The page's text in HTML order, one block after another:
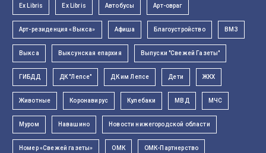
Ex Libris Ex Libris Автобусы Арт-овраг
Арт-резиденция «Выкса» Афиша Благоустройство ВМЗ
Выкса Выксунская епархия Выпуски "Свежей Газеты"
ГИБДД ДК "Лепсе" ДК им Лепсе Дети ЖКХ
Животные Коронавирус Кулебаки МВД МЧС
Муром Навашино Новости нижегородской области
Номер «Свежей газеты» ОМК ОМК-Партнерство